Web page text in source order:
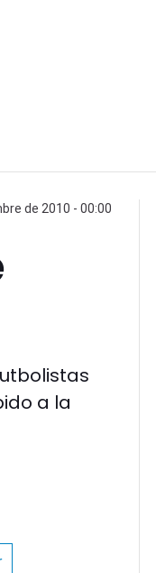
de 2010 - 00:00
a la